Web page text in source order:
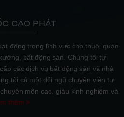
CAO PHÁT
động trong lĩnh vực cho thuê, quản
bất động sản. Chúng tôi tự
các dịch vụ bất động sản và nhà
tôi có một đội ngũ chuyên viên tư
môn cao, giàu kinh nghiệm và
thêm